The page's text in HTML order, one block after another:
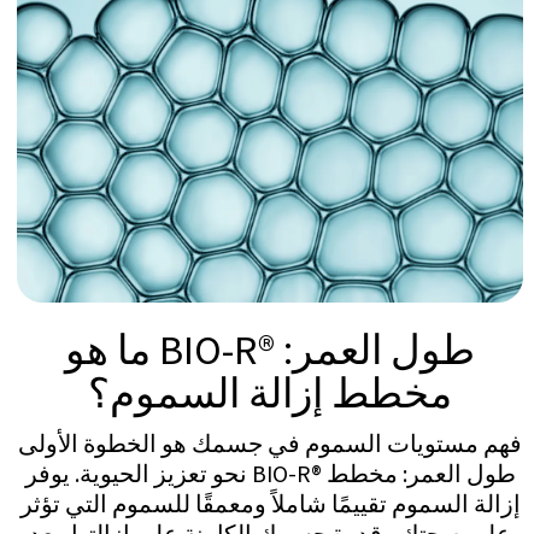
تطهير جسمك من سنوات تراكم السموم
والأضرار. اشعر بالانتعاش، واستمتع بصفاء
الذهن، وعش حياة أكثر صحة وطولًا.
فريق من 10+ خبراء يطور مخطط إزالة السموم
المخصص لك لضمان النجاح ورفع مستوى
مكرس بالكامل
تخفيف الأعراض المزمنة
تخفيف أعراض مثل التعب، الصداع، ضعف
العضلات، صعوبات النوم، إلخ. من خلال إزالة
السموم من الجسم بالكامل وتدخلات طول
العمر المتطورة.